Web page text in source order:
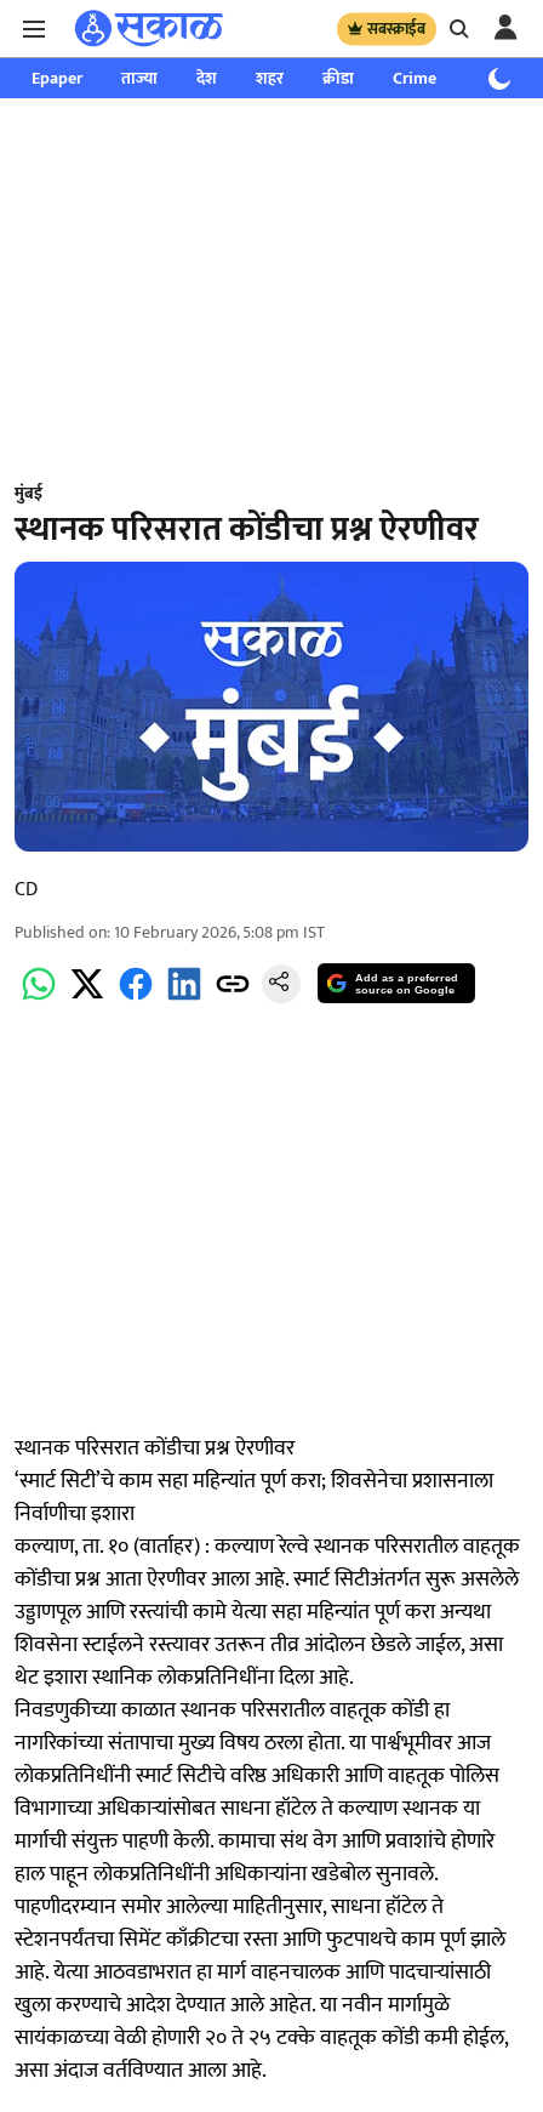
सबस्क्राईब
Epaper ताज्या देश शहर क्रीडा Crime साप्ताहिक
मुंबई
स्थानक परिसरात कोंडीचा प्रश्न ऐरणीवर
CD
Published on:10 February 2026, 5:08 pm IST
Add as a preferred
source on Google
स्थानक परिसरात कोंडीचा प्रश्न ऐरणीवर
‘स्मार्ट सिटी’चे काम सहा महिन्यांत पूर्ण करा; शिवसेनेचा प्रशासनाला
निर्वाणीचा इशारा
कल्याण, ता. १० (वार्ताहर) : कल्याण रेल्वे स्थानक परिसरातील वाहतूक
कोंडीचा प्रश्न आता ऐरणीवर आला आहे. स्मार्ट सिटीअंतर्गत सुरू असलेले
उड्डाणपूल आणि रस्त्यांची कामे येत्या सहा महिन्यांत पूर्ण करा अन्यथा
शिवसेना स्टाईलने रस्त्यावर उतरून तीव्र आंदोलन छेडले जाईल, असा
थेट इशारा स्थानिक लोकप्रतिनिधींना दिला आहे.
निवडणुकीच्या काळात स्थानक परिसरातील वाहतूक कोंडी हा
नागरिकांच्या संतापाचा मुख्य विषय ठरला होता. या पार्श्वभूमीवर आज
लोकप्रतिनिधींनी स्मार्ट सिटीचे वरिष्ठ अधिकारी आणि वाहतूक पोलिस
विभागाच्या अधिकाऱ्यांसोबत साधना हॉटेल ते कल्याण स्थानक या
मार्गाची संयुक्त पाहणी केली. कामाचा संथ वेग आणि प्रवाशांचे होणारे
हाल पाहून लोकप्रतिनिधींनी अधिकाऱ्यांना खडेबोल सुनावले.
पाहणीदरम्यान समोर आलेल्या माहितीनुसार, साधना हॉटेल ते
स्टेशनपर्यंतचा सिमेंट काँक्रीटचा रस्ता आणि फुटपाथचे काम पूर्ण झाले
आहे. येत्या आठवडाभरात हा मार्ग वाहनचालक आणि पादचाऱ्यांसाठी
खुला करण्याचे आदेश देण्यात आले आहेत. या नवीन मार्गामुळे
सायंकाळच्या वेळी होणारी २० ते २५ टक्के वाहतूक कोंडी कमी होईल,
असा अंदाज वर्तविण्यात आला आहे.